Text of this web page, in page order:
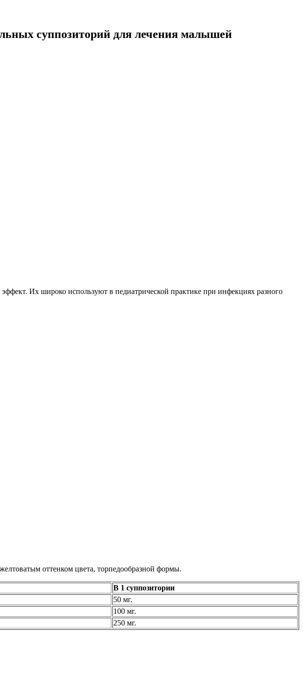
суппозиторий для лечения малышей
Их широко используют в педиатрической практике при инфекциях разного
оттенком цвета, торпедообразной формы.
В 1 суппозитории
50 мг.
100 мг.
250 мг.